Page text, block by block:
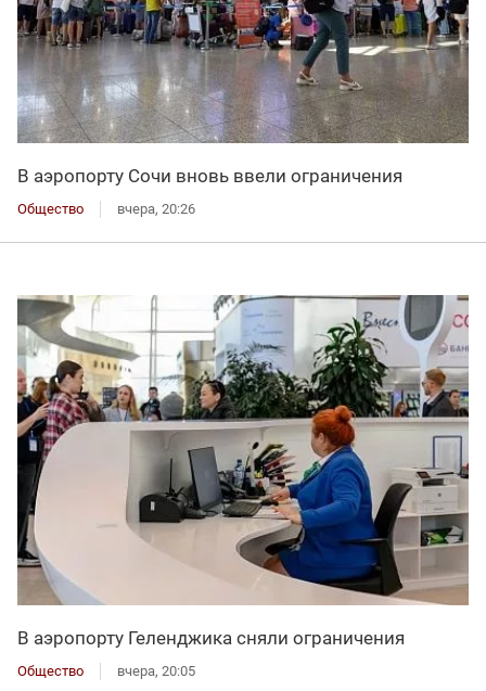
В аэропорту Сочи вновь ввели ограничения
Общество вчера, 20:26
В аэропорту Геленджика сняли ограничения
Общество вчера, 20:05